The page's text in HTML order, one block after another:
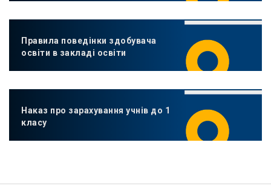
Правила поведінки здобувача
освіти в закладі освіти
Наказ про зарахування учнів до 1
класу